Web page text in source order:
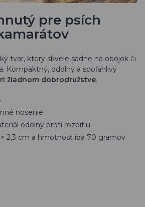
pre psích
tvar, ktorý skvele sadne na obojok či
Kompaktný, odolný a spoľahlivý
žiadnom dobrodružstve.
nosenie
odolný proti rozbitiu
2,3 cm a hmotnosť iba 70 gramov